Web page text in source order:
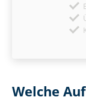
Welche